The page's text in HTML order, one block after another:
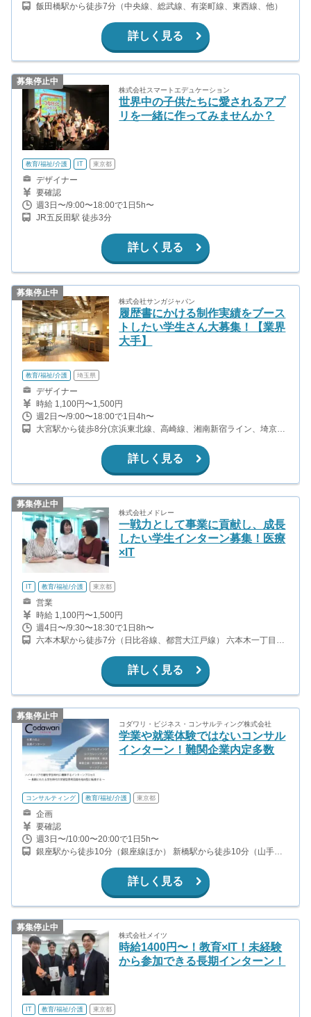
飯田橋駅から徒歩7分（中央線、総武線、有楽町線、東西線、他）
詳しく見る
募集停止中
株式会社スマートエデュケーション
世界中の子供たちに愛されるアプ
リを一緒に作ってみませんか？
教育/福祉/介護 IT 東京都
デザイナー
要確認
週3日〜/9:00〜18:00で1日5h〜
JR五反田駅 徒歩3分
詳しく見る
募集停止中
株式会社サンガジャパン
履歴書にかける制作実績をブース
トしたい学生さん大募集！【業界
大手】
教育/福祉/介護 埼玉県
デザイナー
時給 1,100円〜1,500円
週2日〜/9:00〜18:00で1日4h〜
大宮駅から徒歩8分(京浜東北線、高崎線、湘南新宿ライン、埼京線
詳しく見る
募集停止中
株式会社メドレー
一戦力として事業に貢献し、成長
したい学生インターン募集！医療
×IT
IT 教育/福祉/介護 東京都
営業
時給 1,100円〜1,500円
週4日〜/9:30〜18:30で1日8h〜
六本木駅から徒歩7分（日比谷線、都営大江戸線） 六本木一丁目駅
詳しく見る
募集停止中
コダワリ・ビジネス・コンサルティング株式会社
学業や就業体験ではないコンサル
インターン！難関企業内定多数
コンサルティング 教育/福祉/介護 東京都
企画
要確認
週3日〜/10:00〜20:00で1日5h〜
銀座駅から徒歩10分（銀座線ほか） 新橋駅から徒歩10分（山手線
から徒歩5分（都営大江戸線） 汐留駅から徒歩7分（都営大江戸線
詳しく見る
募集停止中
株式会社メイツ
時給1400円〜！教育×IT！未経験
から参加できる長期インターン！
IT 教育/福祉/介護 東京都